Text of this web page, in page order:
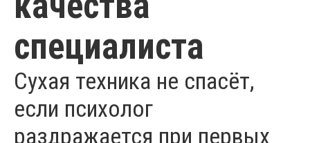
специалиста
Сухая техника не спасёт,
если психолог
раздражается при первых